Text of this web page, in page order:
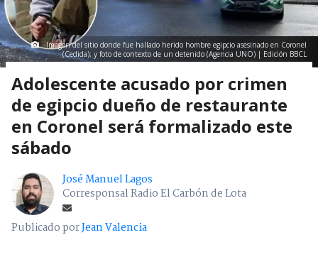
Imagen del sitio donde fue hallado herido hombre egipcio asesinado en Coronel
(Cedida); y foto de contexto de un detenido (Agencia UNO) | Edición BBCL
Adolescente acusado por crimen
de egipcio dueño de restaurante
en Coronel será formalizado este
sábado
José Manuel Lagos
Corresponsal Radio El Carbón de Lota
Publicado porJean Valencia